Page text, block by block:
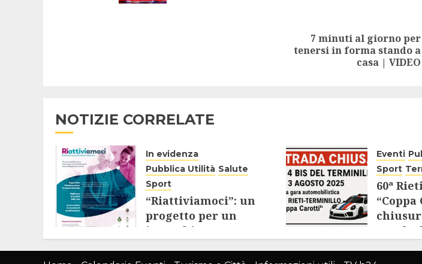
Next
7 minuti al giorno per
tenersi in forma stando a
casa | VIDEO
NOTIZIE CORRELATE
In evidenza
Pubblica Utilità Salute
Sport
“Riattiviamoci”: un
progetto per un
invecchiamento
degli Over 65
Eventi
Sport
60ª
regole